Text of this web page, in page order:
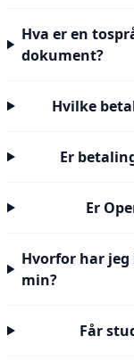
Hva er en
dokument?
Hvilke
Er
Er
Hvorfor har
min?
Får